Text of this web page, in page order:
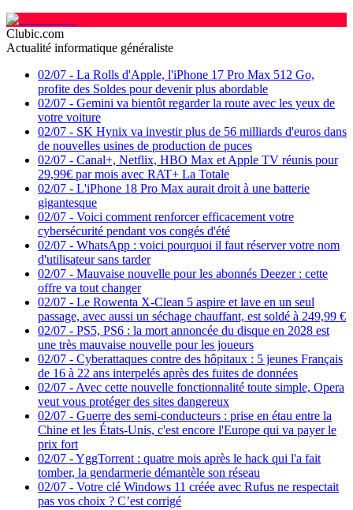
Clubic.com
Actualité informatique généraliste
02/07 - La Rolls d'Apple, l'iPhone 17 Pro Max 512 Go,
profite des Soldes pour devenir plus abordable
02/07 - Gemini va bientôt regarder la route avec les yeux de
votre voiture
02/07 - SK Hynix va investir plus de 56 milliards d'euros dans
de nouvelles usines de production de puces
02/07 - Canal+, Netflix, HBO Max et Apple TV réunis pour
29,99€ par mois avec RAT+ La Totale
02/07 - L'iPhone 18 Pro Max aurait droit à une batterie
gigantesque
02/07 - Voici comment renforcer efficacement votre
cybersécurité pendant vos congés d'été
02/07 - WhatsApp : voici pourquoi il faut réserver votre nom
d'utilisateur sans tarder
02/07 - Mauvaise nouvelle pour les abonnés Deezer : cette
offre va tout changer
02/07 - Le Rowenta X-Clean 5 aspire et lave en un seul
passage, avec aussi un séchage chauffant, est soldé à 249,99 €
02/07 - PS5, PS6 : la mort annoncée du disque en 2028 est
une très mauvaise nouvelle pour les joueurs
02/07 - Cyberattaques contre des hôpitaux : 5 jeunes Français
de 16 à 22 ans interpelés après des fuites de données
02/07 - Avec cette nouvelle fonctionnalité toute simple, Opera
veut vous protéger des sites dangereux
02/07 - Guerre des semi-conducteurs : prise en étau entre la
Chine et les États-Unis, c'est encore l'Europe qui va payer le
prix fort
02/07 -YggTorrent : quatre mois après le hack qui l'a fait
tomber, la gendarmerie démantèle son réseau
02/07 - Votre clé Windows 11 créée avec Rufus ne respectait
pas vos choix ? C’est corrigé